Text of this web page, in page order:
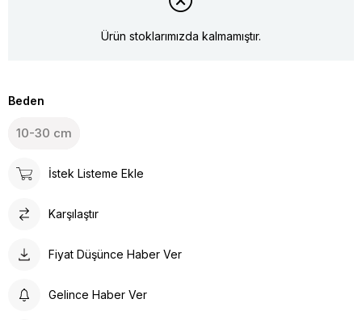
Ürün stoklarımızda kalmamıştır.
Beden
10-30 cm
İstek Listeme Ekle
Karşılaştır
Fiyat Düşünce Haber Ver
Gelince Haber Ver